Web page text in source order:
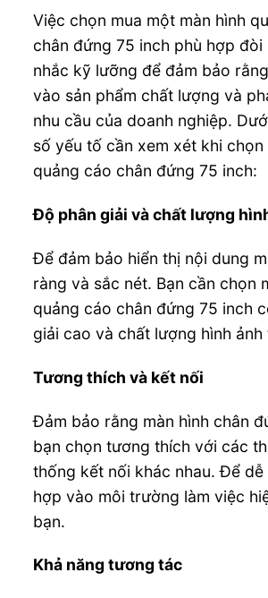
Việc chọn mua một màn hình
chân đứng 75 inch phù hợp đòi
nhắc kỹ lưỡng để đảm bảo
vào sản phẩm chất lượng và
nhu cầu của doanh nghiệp.
số yếu tố cần xem xét khi chọn
quảng cáo chân đứng 75 inch:
Độ phân giải và chất lượng
Để đảm bảo hiển thị nội dung
ràng và sắc nét. Bạn cần chọn
quảng cáo chân đứng 75 inch
giải cao và chất lượng hình ảnh
Tương thích và kết nối
Đảm bảo rằng màn hình chân
bạn chọn tương thích với các
thống kết nối khác nhau. Để dễ
hợp vào môi trường làm việc
bạn.
Khả năng tương tác